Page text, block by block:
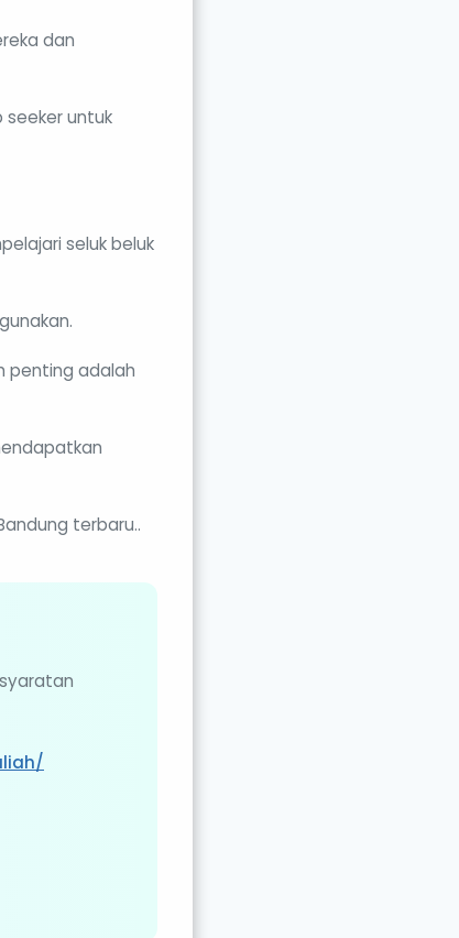
dan
untuk
seluk beluk
penting adalah
terbaru..